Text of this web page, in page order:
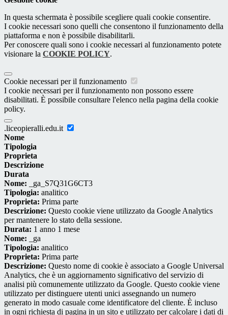
In questa schermata è possibile scegliere quali cookie consentire.
I cookie necessari sono quelli che consentono il funzionamento della
piattaforma e non è possibile disabilitarli.
Per conoscere quali sono i cookie necessari al funzionamento potete
visionare la COOKIE POLICY.
Cookie necessari per il funzionamento
I cookie necessari per il funzionamento non possono essere
disabilitati. È possibile consultare l'elenco nella pagina della cookie
policy.
.liceopieralli.edu.it
Nome
Tipologia
Proprieta
Descrizione
Durata
Nome: _ga_S7Q31G6CT3
Tipologia: analitico
Proprieta: Prima parte
Descrizione: Questo cookie viene utilizzato da Google Analytics
per mantenere lo stato della sessione.
Durata: 1 anno 1 mese
Nome: _ga
Tipologia: analitico
Proprieta: Prima parte
Descrizione: Questo nome di cookie è associato a Google Universal
Analytics, che è un aggiornamento significativo del servizio di
analisi più comunemente utilizzato da Google. Questo cookie viene
utilizzato per distinguere utenti unici assegnando un numero
generato in modo casuale come identificatore del cliente. È incluso
in ogni richiesta di pagina in un sito e utilizzato per calcolare i dati di